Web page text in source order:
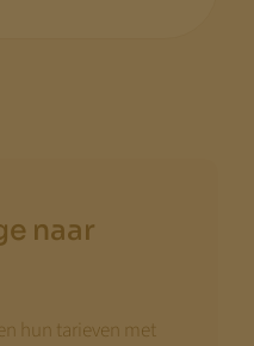
naar
hun tarieven met